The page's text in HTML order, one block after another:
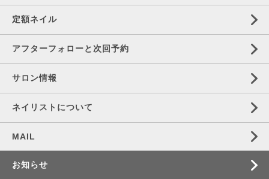
定額ネイル
アフターフォローと次回予約
サロン情報
ネイリストについて
MAIL
お知らせ